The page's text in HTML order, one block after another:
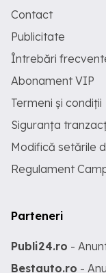
Contact
Publicitate
Întrebări
Abonament VIP
Termeni și condiții
Siguranța
Modifică setările
Regulament
Parteneri
Publi24.ro -
Bestauto.ro -